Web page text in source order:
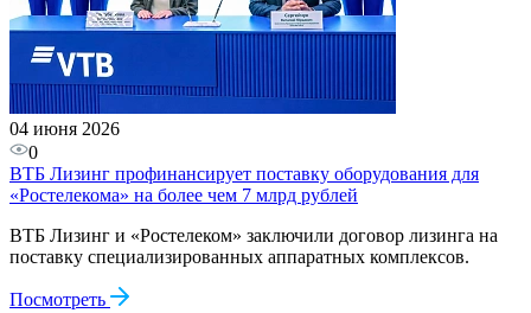
04 июня 2026
0
ВТБ Лизинг профинансирует поставку оборудования для
«Ростелекома» на более чем 7 млрд рублей
ВТБ Лизинг и «Ростелеком» заключили договор лизинга на
поставку специализированных аппаратных комплексов.
Посмотреть